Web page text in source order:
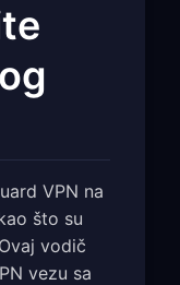
VPN na
što su
vodič
vezu sa